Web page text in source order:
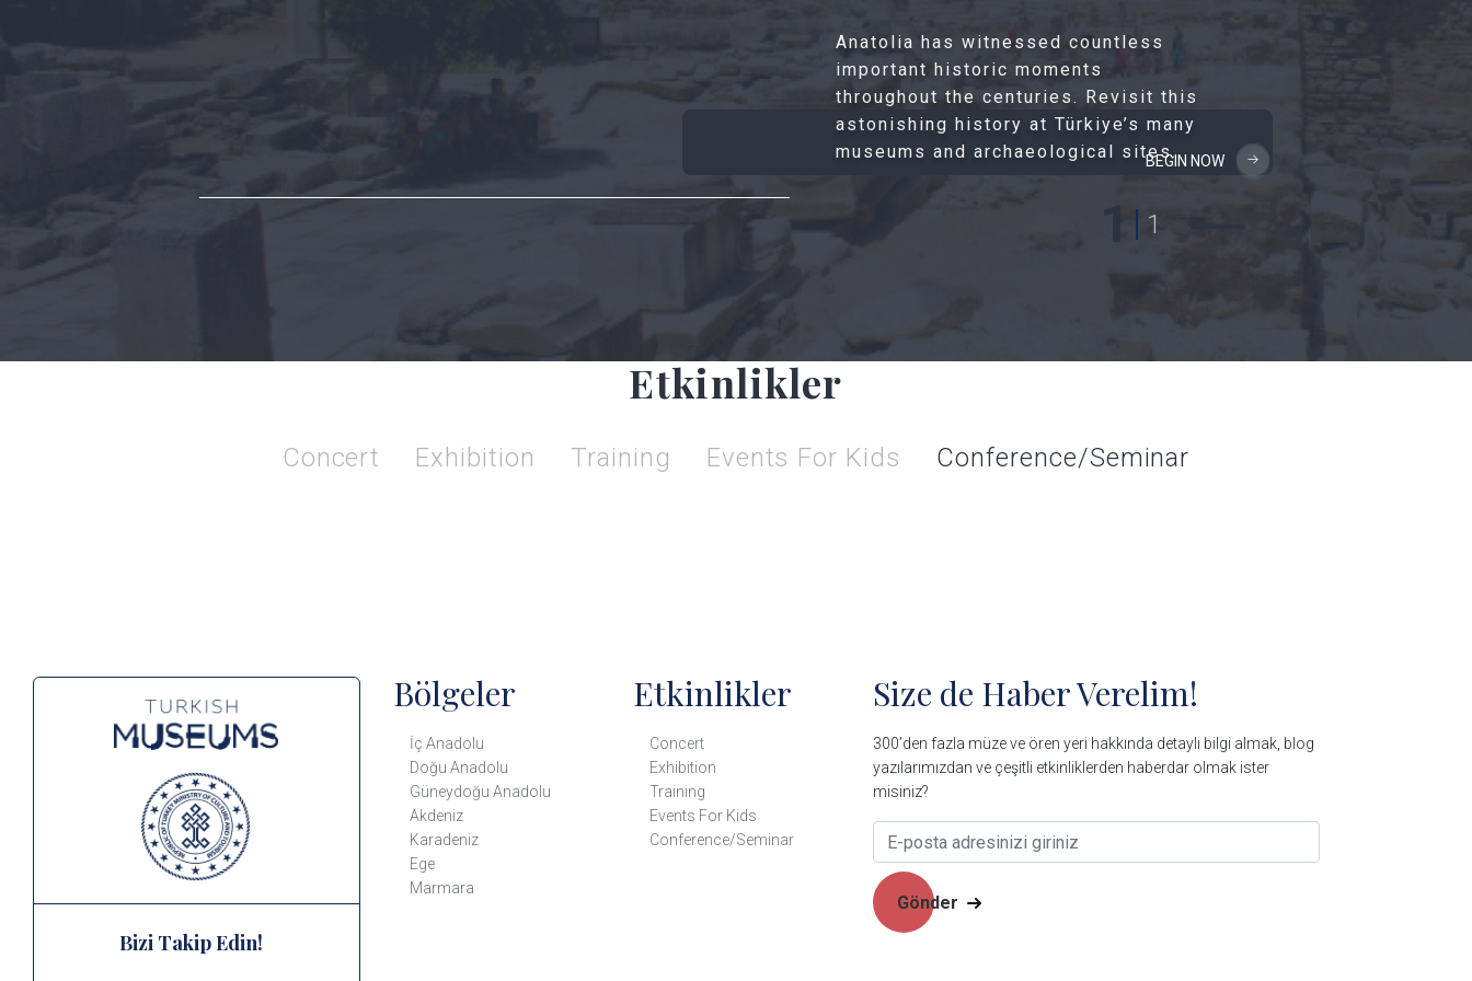
Anatolia has witnessed countless
important historic moments
throughout the centuries. Revisit this
astonishing history at Türkiye’s many
museums and archaeological sites.BEGIN NOW
1
Etkinlikler
Concert Exhibition Training Events For Kids Conference/Seminar
Bizi Takip Edin!
Bölgeler
İç Anadolu
Doğu Anadolu
Güneydoğu Anadolu
Akdeniz
Karadeniz
Ege
Marmara
Etkinlikler
Concert
Exhibition
Training
Events For Kids
Conference/Seminar
Size de Haber Verelim!
300’den fazla müze ve ören yeri hakkında detaylı bilgi almak, blog
yazılarımızdan ve çeşitli etkinliklerden haberdar olmak ister
misiniz?
Gönder